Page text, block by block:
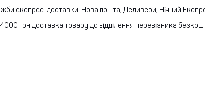
експрес-доставки: Нова пошта, Деливери, Нічний
грн доставка товару до відділення перевізника